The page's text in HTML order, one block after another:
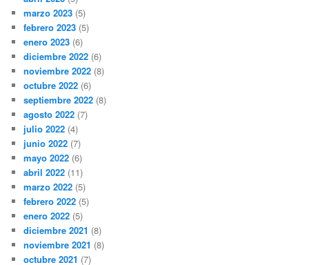
marzo 2023 (5)
febrero 2023 (5)
enero 2023 (6)
diciembre 2022 (6)
noviembre 2022 (8)
octubre 2022 (6)
septiembre 2022 (8)
agosto 2022 (7)
julio 2022 (4)
junio 2022 (7)
mayo 2022 (6)
abril 2022 (11)
marzo 2022 (5)
febrero 2022 (5)
enero 2022 (5)
diciembre 2021 (8)
noviembre 2021 (8)
octubre 2021 (7)